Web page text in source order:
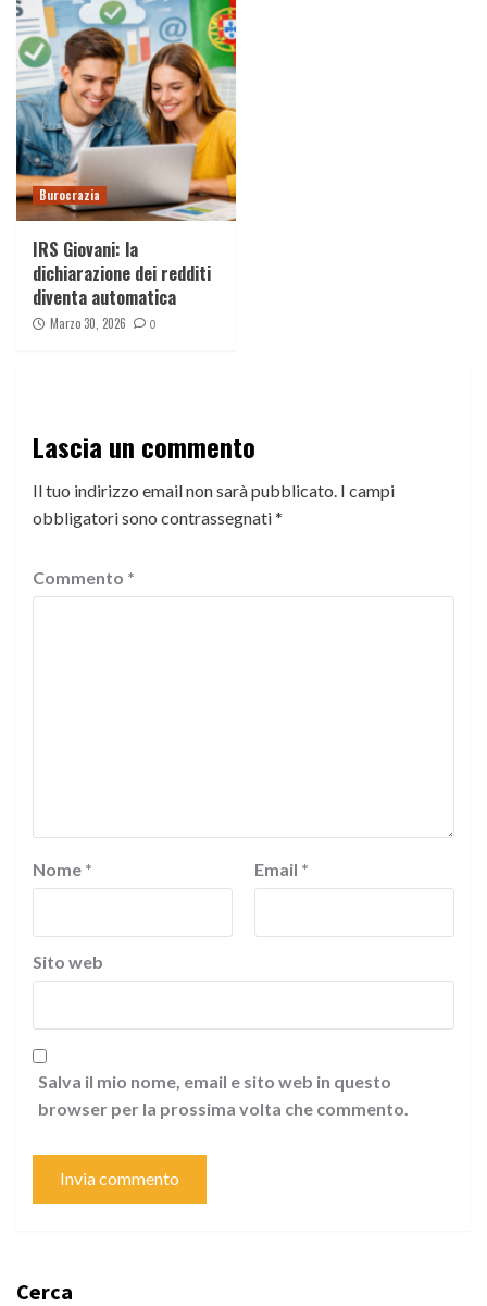
Burocrazia
IRS Giovani: la
dichiarazione dei redditi
diventa automatica
Marzo 30, 2026 0
Lascia un commento
Il tuo indirizzo email non sarà pubblicato. I campi
obbligatori sono contrassegnati*
Commento *
Nome * Email *
Sito web
Salva il mio nome, email e sito web in questo
browser per la prossima volta che commento.
Cerca